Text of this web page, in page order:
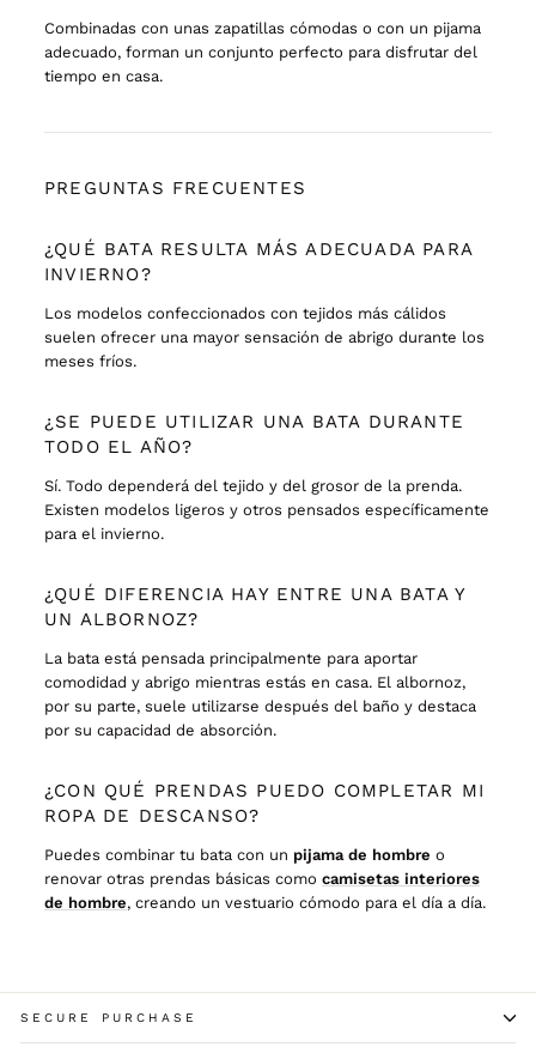
Combinadas con unas zapatillas cómodas o con un pijama
adecuado, forman un conjunto perfecto para disfrutar del
tiempo en casa.
PREGUNTAS FRECUENTES
¿QUÉ BATA RESULTA MÁS ADECUADA PARA
INVIERNO?
Los modelos confeccionados con tejidos más cálidos
suelen ofrecer una mayor sensación de abrigo durante los
meses fríos.
¿SE PUEDE UTILIZAR UNA BATA DURANTE
TODO EL AÑO?
Sí. Todo dependerá del tejido y del grosor de la prenda.
Existen modelos ligeros y otros pensados específicamente
para el invierno.
¿QUÉ DIFERENCIA HAY ENTRE UNA BATA Y
UN ALBORNOZ?
La bata está pensada principalmente para aportar
comodidad y abrigo mientras estás en casa. El albornoz,
por su parte, suele utilizarse después del baño y destaca
por su capacidad de absorción.
¿CON QUÉ PRENDAS PUEDO COMPLETAR MI
ROPA DE DESCANSO?
Puedes combinar tu bata con un pijama de hombre o
renovar otras prendas básicas como camisetas interiores
de hombre, creando un vestuario cómodo para el día a día.
SECURE PURCHASE